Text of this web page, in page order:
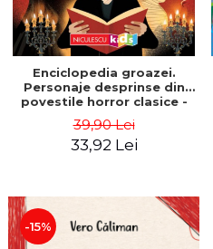
Enciclopedia groazei.
Personaje desprinse din
povestile horror clasice -
39,90 Lei
33,92 Lei
-15%